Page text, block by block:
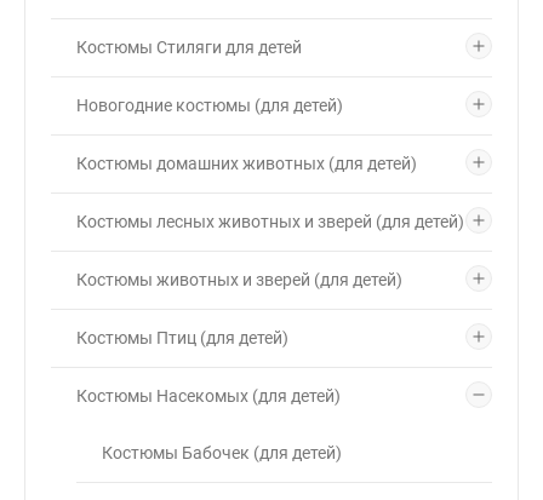
Костюмы Стиляги для детей
Новогодние костюмы (для детей)
Костюмы домашних животных (для детей)
Костюмы лесных животных и зверей (для детей)
Костюмы животных и зверей (для детей)
Костюмы Птиц (для детей)
Костюмы Насекомых (для детей)
Костюмы Бабочек (для детей)